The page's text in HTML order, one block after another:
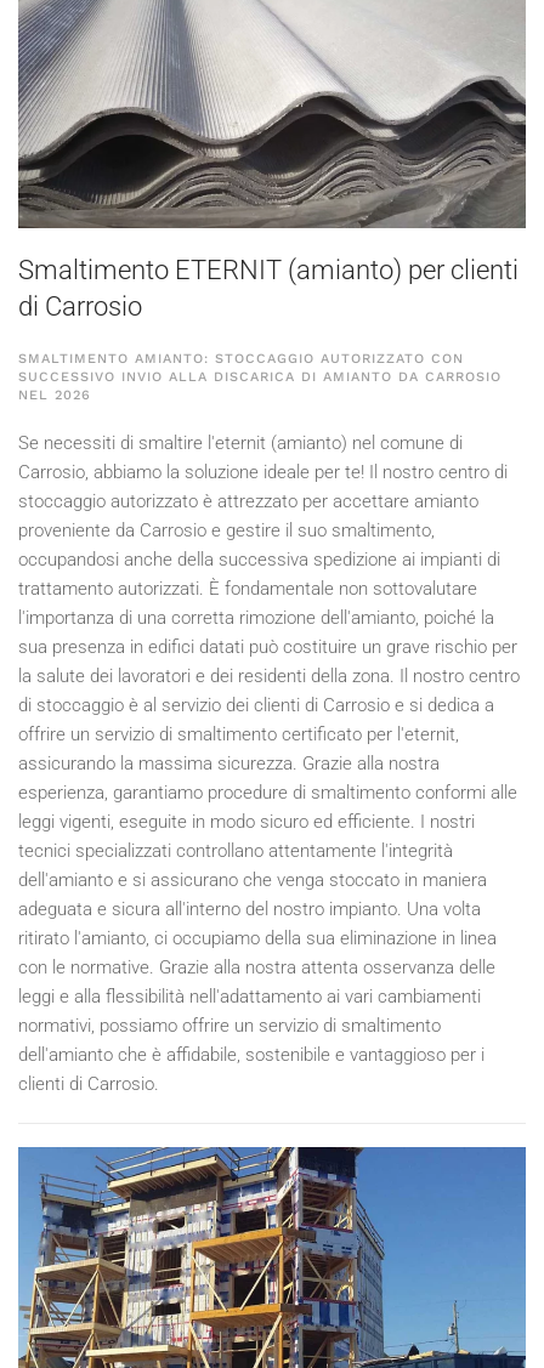
Smaltimento ETERNIT (amianto) per clienti
di Carrosio
SMALTIMENTO AMIANTO: STOCCAGGIO AUTORIZZATO CON
SUCCESSIVO INVIO ALLA DISCARICA DI AMIANTO DA CARROSIO
NEL 2026
Se necessiti di smaltire l'eternit (amianto) nel comune di
Carrosio, abbiamo la soluzione ideale per te! Il nostro centro di
stoccaggio autorizzato è attrezzato per accettare amianto
proveniente da Carrosio e gestire il suo smaltimento,
occupandosi anche della successiva spedizione ai impianti di
trattamento autorizzati. È fondamentale non sottovalutare
l'importanza di una corretta rimozione dell'amianto, poiché la
sua presenza in edifici datati può costituire un grave rischio per
la salute dei lavoratori e dei residenti della zona. Il nostro centro
di stoccaggio è al servizio dei clienti di Carrosio e si dedica a
offrire un servizio di smaltimento certificato per l'eternit,
assicurando la massima sicurezza. Grazie alla nostra
esperienza, garantiamo procedure di smaltimento conformi alle
leggi vigenti, eseguite in modo sicuro ed efficiente. I nostri
tecnici specializzati controllano attentamente l'integrità
dell'amianto e si assicurano che venga stoccato in maniera
adeguata e sicura all'interno del nostro impianto. Una volta
ritirato l'amianto, ci occupiamo della sua eliminazione in linea
con le normative. Grazie alla nostra attenta osservanza delle
leggi e alla flessibilità nell'adattamento ai vari cambiamenti
normativi, possiamo offrire un servizio di smaltimento
dell'amianto che è affidabile, sostenibile e vantaggioso per i
clienti di Carrosio.